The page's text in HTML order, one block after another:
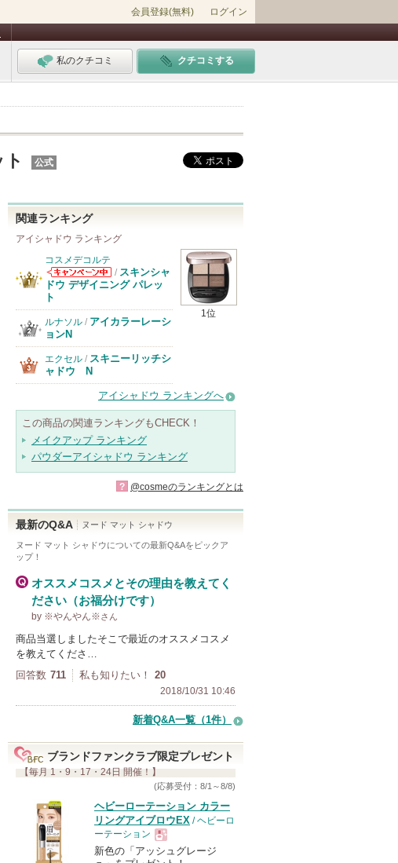
会員登録(無料) ログイン
私のクチコミ クチコミする
公式
関連ランキング
アイシャドウ ランキング
1位
コスメデコルテ
コスメデコルテ
からのお知らせ
/ スキンシャ
ドウ デザイニング パレッ
ト
ルナソル / アイカラーレーシ
ョンN
エクセル / スキニーリッチシ
ャドウ N
アイシャドウ ランキングへ
この商品の関連ランキングもCHECK！
メイクアップ ランキング
パウダーアイシャドウ ランキング
? @cosmeのランキングとは
最新のQ&A ヌード マット シャドウ
ヌード マット シャドウについての最新Q&Aをピックア
ップ！
オススメコスメとその理由を教えてく
ださい（お福分けです）
by ※やんやん※さん
商品当選しましたそこで最近のオススメコスメ
を教えてくださ…
回答数 711 私も知りたい！ 20
2018/10/31 10:46
新着Q&A一覧（1件）
ブランドファンクラブ限定プレゼント
【毎月 1・9・17・24日 開催！】
(応募受付：8/1～8/8)
ヘビーローテーション カラー
リングアイブロウEX / ヘビーロ
ーテーション
現
新色の「アッシュグレージ